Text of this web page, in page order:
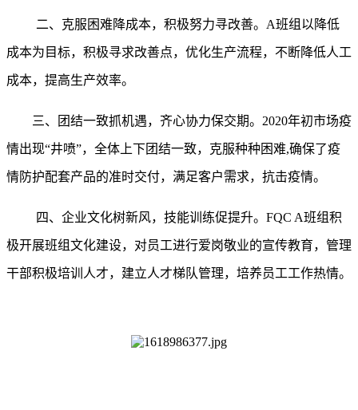
二、克服困难降成本，积极努力寻改善。A班组以降低
成本为目标，积极寻求改善点，优化生产流程，不断降低人工
成本，提高生产效率。
三、团结一致抓机遇，齐心协力保交期。2020年初市场疫
情出现“井喷”，全体上下团结一致，克服种种困难,确保了疫
情防护配套产品的准时交付，满足客户需求，抗击疫情。
四、企业文化树新风，技能训练促提升。FQC A班组积
极开展班组文化建设，对员工进行爱岗敬业的宣传教育，管理
干部积极培训人才，建立人才梯队管理，培养员工工作热情。